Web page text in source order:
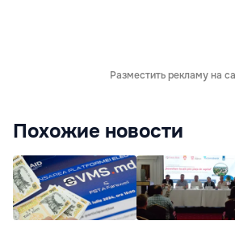
Разместить рекламу на
Похожие новости